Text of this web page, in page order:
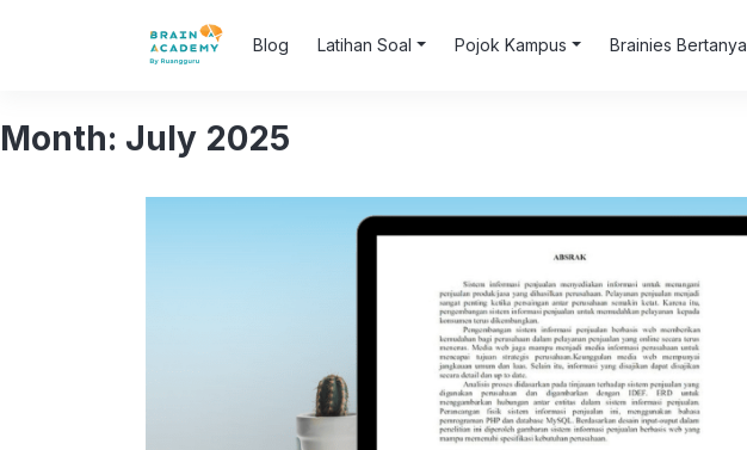
Blog Latihan Soal Pojok Kampus Brainies Bertanya
Month: July 2025